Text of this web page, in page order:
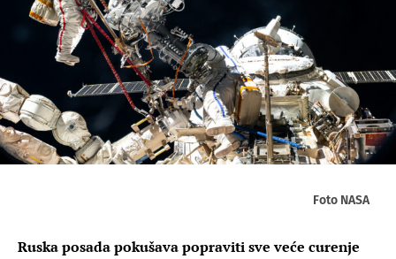
Foto NASA
Ruska posada pokušava popraviti sve veće curenje